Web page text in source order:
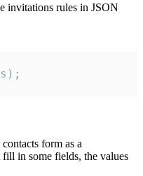
invitations rules in JSON
form as a
in some fields, the values